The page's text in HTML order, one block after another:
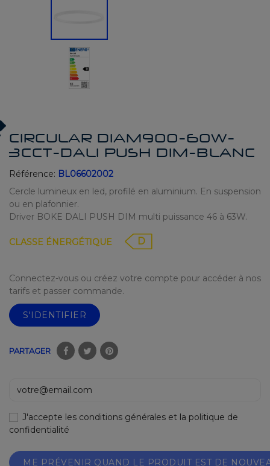
CIRCULAR DIAM900-60W-
3CCT-DALI PUSH DIM-BLANC
Référence: BL06602002
Cercle lumineux en led, profilé en aluminium. En suspension
ou en plafonnier.
Driver BOKE DALI PUSH DIM multi puissance 46 à 63W.
CLASSE ÉNERGÉTIQUE D
Connectez-vous ou créez votre compte pour accéder à nos
tarifs et passer commande.
S'IDENTIFIER
PARTAGER
J'accepte les conditions générales et la politique de
confidentialité
ME PRÉVENIR QUAND LE PRODUIT EST DE